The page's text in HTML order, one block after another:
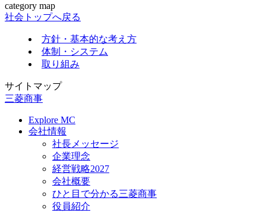
category map
社会トップへ戻る
方針・基本的な考え方
体制・システム
取り組み
サイトマップ
三菱商事
Explore MC
会社情報
社長メッセージ
企業理念
経営戦略2027
会社概要
ひと目で分かる三菱商事
役員紹介